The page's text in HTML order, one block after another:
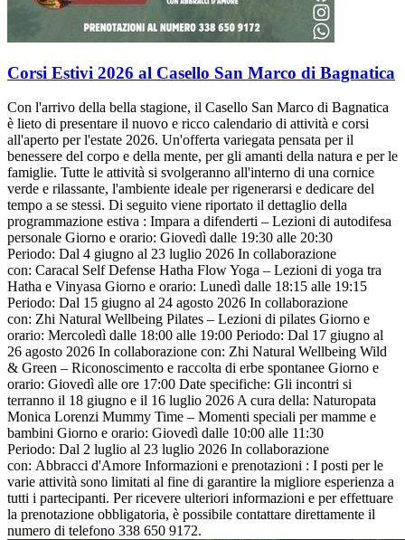
Corsi Estivi 2026 al Casello San Marco di Bagnatica
Con l'arrivo della bella stagione, il Casello San Marco di Bagnatica
è lieto di presentare il nuovo e ricco calendario di attività e corsi
all'aperto per l'estate 2026. Un'offerta variegata pensata per il
benessere del corpo e della mente, per gli amanti della natura e per le
famiglie. Tutte le attività si svolgeranno all'interno di una cornice
verde e rilassante, l'ambiente ideale per rigenerarsi e dedicare del
tempo a se stessi. Di seguito viene riportato il dettaglio della
programmazione estiva : Impara a difenderti – Lezioni di autodifesa
personale Giorno e orario: Giovedì dalle 19:30 alle 20:30
Periodo: Dal 4 giugno al 23 luglio 2026 In collaborazione
con: Caracal Self Defense Hatha Flow Yoga – Lezioni di yoga tra
Hatha e Vinyasa Giorno e orario: Lunedì dalle 18:15 alle 19:15
Periodo: Dal 15 giugno al 24 agosto 2026 In collaborazione
con: Zhi Natural Wellbeing Pilates – Lezioni di pilates Giorno e
orario: Mercoledì dalle 18:00 alle 19:00 Periodo: Dal 17 giugno al
26 agosto 2026 In collaborazione con: Zhi Natural Wellbeing Wild
& Green – Riconoscimento e raccolta di erbe spontanee Giorno e
orario: Giovedì alle ore 17:00 Date specifiche: Gli incontri si
terranno il 18 giugno e il 16 luglio 2026 A cura della: Naturopata
Monica Lorenzi Mummy Time – Momenti speciali per mamme e
bambini Giorno e orario: Giovedì dalle 10:00 alle 11:30
Periodo: Dal 2 luglio al 23 luglio 2026 In collaborazione
con: Abbracci d'Amore Informazioni e prenotazioni : I posti per le
varie attività sono limitati al fine di garantire la migliore esperienza a
tutti i partecipanti. Per ricevere ulteriori informazioni e per effettuare
la prenotazione obbligatoria, è possibile contattare direttamente il
numero di telefono 338 650 9172.